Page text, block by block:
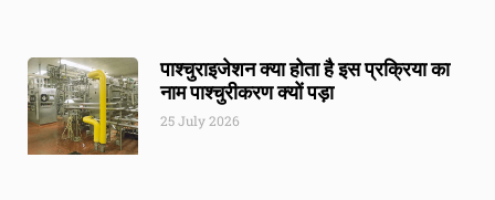
पाश्चुराइजेशन क्या होता है इस प्रक्रिया का
नाम पाश्चुरीकरण क्यों पड़ा
25 July 2026